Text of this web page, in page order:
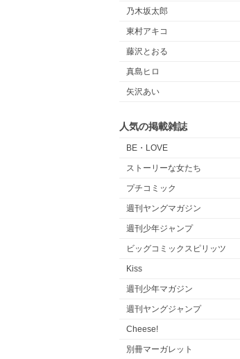
乃木坂太郎
東村アキコ
藤沢とおる
真島ヒロ
矢沢あい
人気の掲載雑誌
BE・LOVE
ストーリーな女たち
プチコミック
週刊ヤングマガジン
週刊少年ジャンプ
ビッグコミックスピリッツ
Kiss
週刊少年マガジン
週刊ヤングジャンプ
Cheese!
別冊マーガレット